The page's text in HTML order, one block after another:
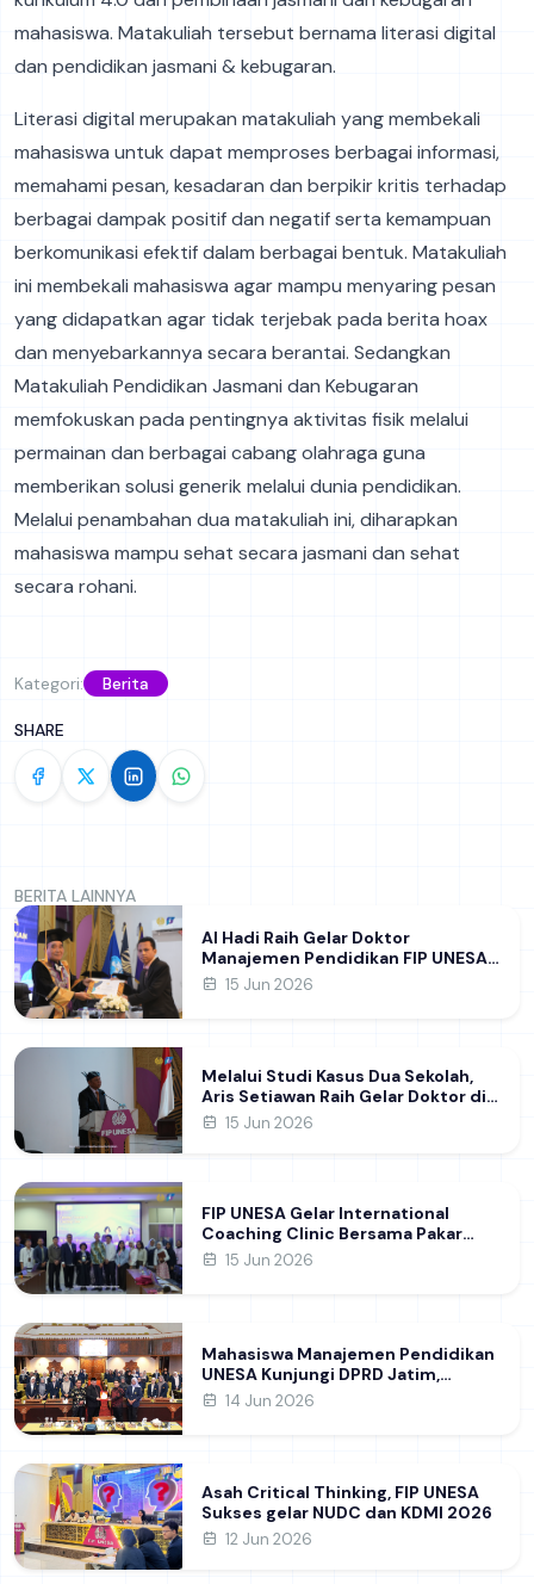
mahasiswa. Matakuliah tersebut bernama literasi digital
dan pendidikan jasmani & kebugaran.
Literasi digital merupakan matakuliah yang membekali
mahasiswa untuk dapat memproses berbagai informasi,
memahami pesan, kesadaran dan berpikir kritis terhadap
berbagai dampak positif dan negatif serta kemampuan
berkomunikasi efektif dalam berbagai bentuk. Matakuliah
ini membekali mahasiswa agar mampu menyaring pesan
yang didapatkan agar tidak terjebak pada berita hoax
dan menyebarkannya secara berantai. Sedangkan
Matakuliah Pendidikan Jasmani dan Kebugaran
memfokuskan pada pentingnya aktivitas fisik melalui
permainan dan berbagai cabang olahraga guna
memberikan solusi generik melalui dunia pendidikan.
Melalui penambahan dua matakuliah ini, diharapkan
mahasiswa mampu sehat secara jasmani dan sehat
secara rohani.
Kategori: Berita
SHARE
BERITA LAINNYA
Al Hadi Raih Gelar Doktor
Manajemen Pendidikan FIP UNESA
melalui Riset Pembentukan
15 Jun 2026
Melalui Studi Kasus Dua Sekolah,
Aris Setiawan Raih Gelar Doktor di
FIP UNESA Usai Kupas Manajemen
15 Jun 2026
FIP UNESA Gelar International
Coaching Clinic Bersama Pakar
Khon Kaen University Thailand,
Ilmiah Internasional dukung SDG 4
15 Jun 2026
Mahasiswa Manajemen Pendidikan
UNESA Kunjungi DPRD Jatim,
Perdalam Pemahaman Kebijakan
14 Jun 2026
Asah Critical Thinking, FIP UNESA
Sukses gelar NUDC dan KDMI 2026
12 Jun 2026